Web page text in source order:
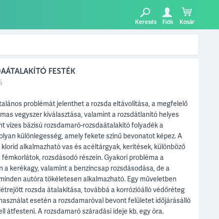
Keresés Fiók Kosár
FESTÉK
problémát jelenthet a rozsda eltávolítása, a megfelelő
vegyszer kiválasztása, valamint a rozsdátlanító helyes
vizes bázisú rozsdamaró-rozsdaátalakító folyadék a
különlegesség, amely fekete színű bevonatot képez. A
alkalmazható vas és acéltárgyak, kerítések, különböző
rozsdásodó részein. Gyakori probléma a
a kerékagy, valamint a benzincsap rozsdásodása, de a
autóra tökéletesen alkalmazható. Egy műveletben
rozsda átalakítása, továbbá a korrózióálló védőréteg
esetén a rozsdamaróval bevont felületet időjárásálló
átfesteni. A rozsdamaró száradási ideje kb. egy óra.